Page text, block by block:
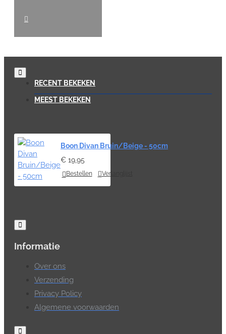
RECENT BEKEKEN
MEEST BEKEKEN
Boon Divan Bruin/Beige - 50cm
€ 19,95
Bestellen Verlanglijst
Informatie
Over ons
Verzending
Privacy Policy
Algemene voorwaarden